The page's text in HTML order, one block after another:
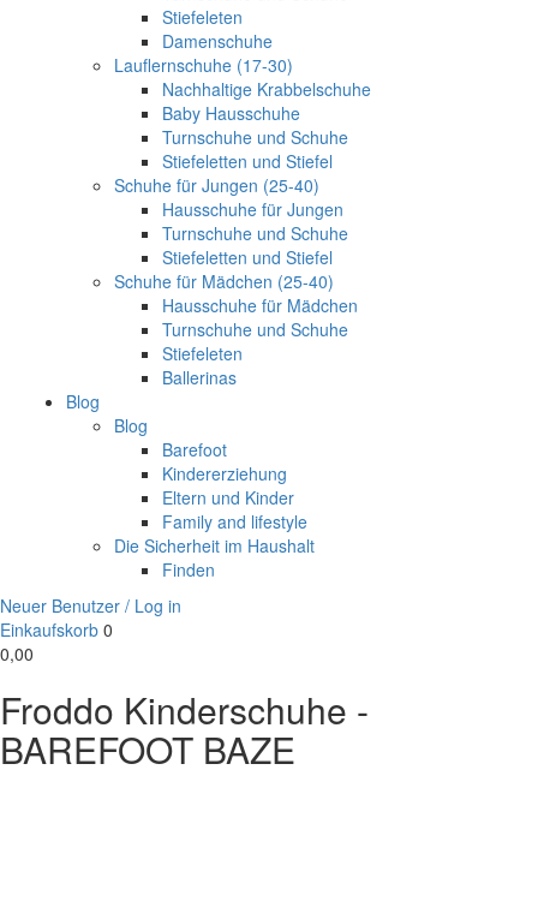
Stiefeleten
Damenschuhe
Lauflernschuhe (17-30)
Nachhaltige Krabbelschuhe
Baby Hausschuhe
Turnschuhe und Schuhe
Stiefeletten und Stiefel
Schuhe für Jungen (25-40)
Hausschuhe für Jungen
Turnschuhe und Schuhe
Stiefeletten und Stiefel
Schuhe für Mädchen (25-40)
Hausschuhe für Mädchen
Turnschuhe und Schuhe
Stiefeleten
Ballerinas
Blog
Blog
Barefoot
Kindererziehung
Eltern und Kinder
Family and lifestyle
Die Sicherheit im Haushalt
Finden
Neuer Benutzer / Log in
Einkaufskorb 0
0,00
Froddo Kinderschuhe -
BAREFOOT BAZE